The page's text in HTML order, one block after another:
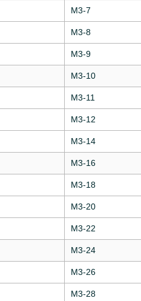
М3-7
М3-8
М3-9
М3-10
М3-11
М3-12
М3-14
М3-16
М3-18
М3-20
М3-22
М3-24
М3-26
М3-28